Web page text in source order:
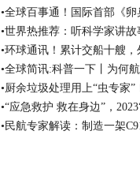
•全球百事通！国际首部《
•世界热推荐：听科学家讲
•环球通讯！累计交船十艘
•全球简讯:科普一下丨为何
•厨余垃圾处理用上“虫专家
•“应急救护 救在身边”，
•民航专家解读：制造一架